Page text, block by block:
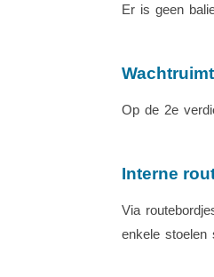
Er is geen
Op de 2e
Interne
Via
enkele